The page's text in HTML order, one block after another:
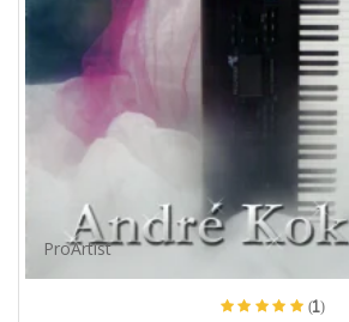
ProArtist
(1)